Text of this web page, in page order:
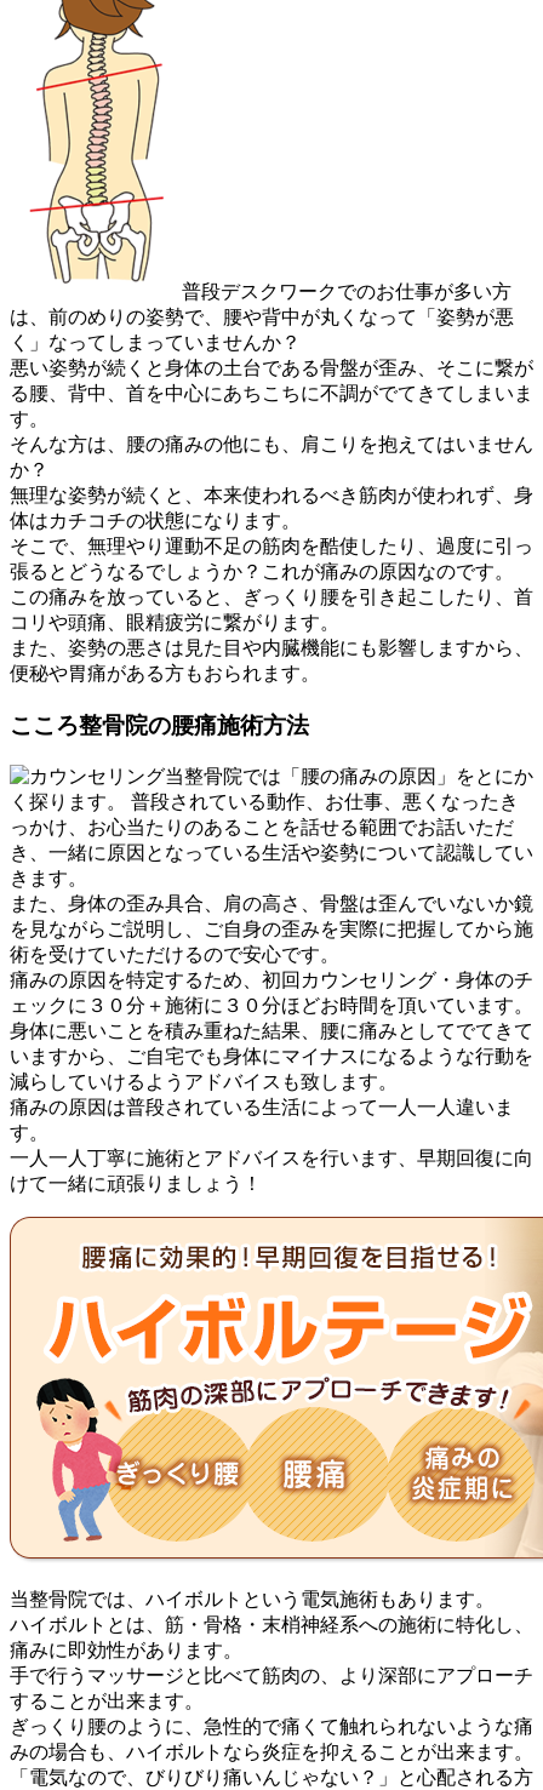
普段デスクワークでのお仕事が多い方
は、前のめりの姿勢で、腰や背中が丸くなって「姿勢が悪
く」なってしまっていませんか？
悪い姿勢が続くと身体の土台である骨盤が歪み、そこに繋が
る腰、背中、首を中心にあちこちに不調がでてきてしまいま
す。
そんな方は、腰の痛みの他にも、肩こりを抱えてはいません
か？
無理な姿勢が続くと、本来使われるべき筋肉が使われず、身
体はカチコチの状態になります。
そこで、無理やり運動不足の筋肉を酷使したり、過度に引っ
張るとどうなるでしょうか？これが痛みの原因なのです。
この痛みを放っていると、
ぎっくり腰を引き起こしたり、 首
コリや頭痛、眼精疲労に繋がります。
また、姿勢の悪さは見た目や内臓機能にも影響しますから、
便秘や胃痛がある方もおられます。
こころ整骨院の腰痛施術方法
当整骨院では 「腰の痛みの原因」
をとにか
く探ります。 普段されている動作、お仕事、悪くなったき
っかけ、お心当たりのあることを話せる範囲でお話いただ
き、一緒に原因となっている生活や姿勢について認識してい
きます。
また、身体の歪み具合、肩の高さ、骨盤は歪んでいないか鏡
を見ながらご説明し、ご自身の歪みを実際に把握してから施
術を受けていただけるので安心です。
痛みの原因を特定するため、 初回カウンセリング・身体のチ
ェックに３０分＋施術に３０分ほどお時間を頂いています。
身体に悪いことを積み重ねた結果、腰に痛みとしてでてきて
いますから、ご自宅でも身体にマイナスになるような行動を
減らしていけるようアドバイスも致します。
痛みの原因は普段されている生活によって一人一人違いま
す。
一人一人丁寧に施術とアドバイスを行います、早期回復に向
けて一緒に頑張りましょう！
当整骨院では、ハイボルトという電気施術もあります。
ハイボルトとは、筋・骨格・末梢神経系への施術に特化し、
痛みに即効性があります。
手で行うマッサージと比べて筋肉の、より深部にアプローチ
することが出来ます。
ぎっくり腰のように、急性的で痛くて触れられないような痛
みの場合も、ハイボルトなら炎症を抑えることが出来ます。
「電気なので、びりびり痛いんじゃない？」と心配される方